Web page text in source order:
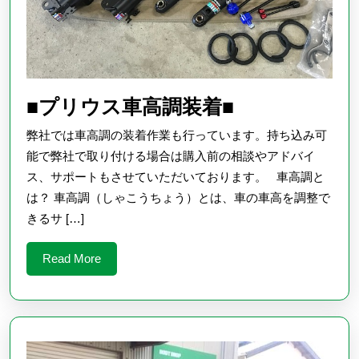
■プリウス車高調装着■
プ
リ
ウ
ス
装
着
■
弊社では車高調の装着作業も行っています。持ち込み可
能で弊社で取り付ける場合は購入前の相談やアドバイ
ス、サポートもさせていただいております。 車高調と
は？ 車高調（しゃこうちょう）とは、車の車高を調整で
きるサ […]
Read MoreRead
More